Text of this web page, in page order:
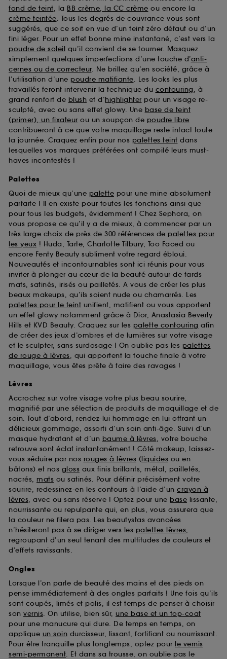
fond de teint, la BB crème, la CC crème ou encore la
crème teintée. Tous les degrés de couvrance vous sont
suggérés, que ce soit en vue d’un teint zéro défaut ou d’un
fini léger. Pour un effet bonne mine instantané, c’est vers la
poudre de soleil qu’il convient de se tourner. Masquez
simplement quelques imperfections d’une touche d’anti-
cernes ou de correcteur. Ne brillez qu’en société, grâce à
l’utilisation d’une poudre matifiante. Les looks les plus
travaillés feront intervenir la technique du contouring, à
grand renfort de blush et d’highlighter pour un visage re-
sculpté, avec ou sans effet glowy. Une base de teint
(primer), un fixateur ou un soupçon de poudre libre
contribueront à ce que votre maquillage reste intact toute
la journée. Craquez enfin pour nos palettes teint dans
lesquelles vos marques préférées ont compilé leurs must-
haves incontestés !
Palettes
Quoi de mieux qu’une palette pour une mine absolument
parfaite ! Il en existe pour toutes les fonctions ainsi que
pour tous les budgets, évidemment ! Chez Sephora, on
vous propose ce qu’il y a de mieux, à commencer par un
très large choix de près de 300 références de palettes pour
les yeux ! Huda, Tarte, Charlotte Tilbury, Too Faced ou
encore Fenty Beauty subliment votre regard ébloui.
Nouveautés et incontournables sont ici réunis pour vous
inviter à plonger au cœur de la beauté autour de fards
mats, satinés, irisés ou pailletés. A vous de créer les plus
beaux makeups, qu’ils soient nude ou chamarrés. Les
palettes pour le teint unifient, matifient ou vous apportent
un effet glowy notamment grâce à Dior, Anastasia Beverly
Hills et KVD Beauty. Craquez sur les palette contouring afin
de créer des jeux d’ombres et de lumières sur votre visage
et le sculpter, sans surdosage ! On oublie pas les palettes
de rouge à lèvres, qui apportent la touche finale à votre
maquillage, vous êtes prête à faire des ravages !
Lèvres
Accrochez sur votre visage votre plus beau sourire,
magnifié par une sélection de produits de maquillage et de
soin. Tout d’abord, rendez-lui hommage en lui offrant un
délicieux gommage, assorti d’un soin anti-âge. Suivi d’un
masque hydratant et d’un baume à lèvres, votre bouche
retrouve sont éclat instantanément ! Côté makeup, laissez-
vous séduire par nos rouges à lèvres (liquides ou en
bâtons) et nos gloss aux finis brillants, métal, pailletés,
nacrés, mats ou satinés. Pour définir précisément votre
sourire, redessinez-en les contours à l’aide d’un crayon à
lèvres, avec ou sans réserve ! Optez pour une base lissante,
nourrissante ou repulpante qui, en plus, vous assurera que
la couleur ne filera pas. Les beautystas avancées
n’hésiteront pas à se diriger vers les palettes lèvres,
regroupant d’un seul tenant des multitudes de couleurs et
d’effets ravissants.
Ongles
Lorsque l’on parle de beauté des mains et des pieds on
pense immédiatement à des ongles parfaits ! Une fois qu’ils
sont coupés, limés et polis, il est temps de penser à choisir
son vernis. On utilise, bien sûr, une base et un top-coat
pour une manucure qui dure. De temps en temps, on
applique un soin durcisseur, lissant, fortifiant ou nourrissant.
Pour être tranquille plus longtemps, optez pour le vernis
semi-permanent. Et dans sa trousse, on oublie pas le